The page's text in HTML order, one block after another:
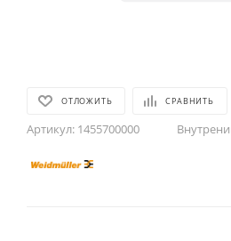
ОТЛОЖИТЬ СРАВНИТЬ
Артикул: 1455700000